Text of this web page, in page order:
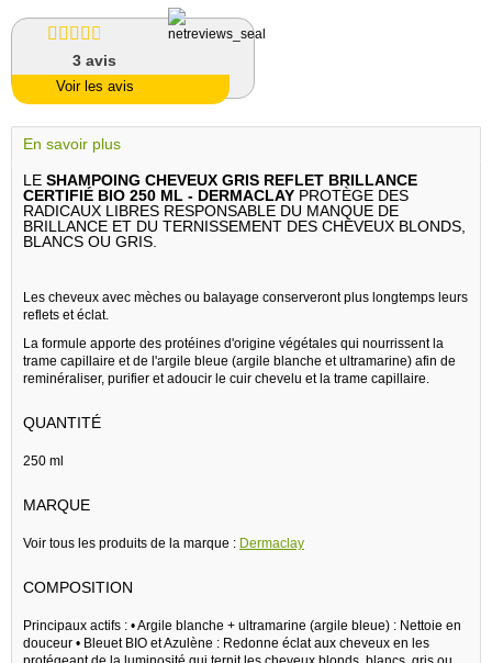
3 avis
Voir les avis
En savoir plus
LE SHAMPOING CHEVEUX GRIS REFLET BRILLANCE
CERTIFIÉ BIO 250 ML - DERMACLAY PROTÈGE DES
RADICAUX LIBRES RESPONSABLE DU MANQUE DE
BRILLANCE ET DU TERNISSEMENT DES CHEVEUX BLONDS,
BLANCS OU GRIS.
Les cheveux avec mèches ou balayage conserveront plus longtemps leurs
reflets et éclat.
La formule apporte des protéines d'origine végétales qui nourrissent la
trame capillaire et de l'argile bleue (argile blanche et ultramarine) afin de
reminéraliser, purifier et adoucir le cuir chevelu et la trame capillaire.
QUANTITÉ
250 ml
MARQUE
Voir tous les produits de la marque : Dermaclay
COMPOSITION
Principaux actifs : • Argile blanche + ultramarine (argile bleue) : Nettoie en
douceur • Bleuet BIO et Azulène : Redonne éclat aux cheveux en les